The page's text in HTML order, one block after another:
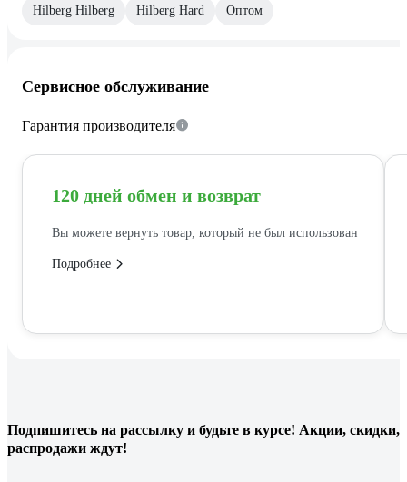
Hilberg Hilberg Hilberg Hard Оптом
Сервисное обслуживание
Гарантия производителя
120 дней обмен и возврат
Вы можете вернуть товар, который не был использован
Подробнее
Подпишитесь на рассылку и будьте в курсе! Акции, скидки,
распродажи ждут!